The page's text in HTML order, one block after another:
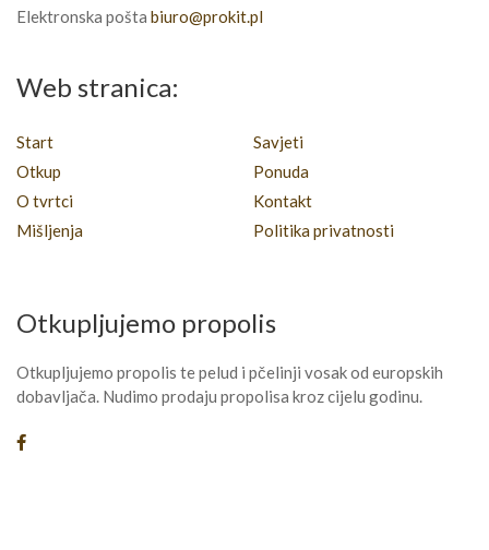
Elektronska pošta biuro@prokit.pl
Web stranica:
Start
Otkup
O tvrtci
Mišljenja
Savjeti
Ponuda
Kontakt
Politika privatnosti
Otkupljujemo propolis
Otkupljujemo propolis te pelud i pčelinji vosak od europskih
dobavljača. Nudimo prodaju propolisa kroz cijelu godinu.